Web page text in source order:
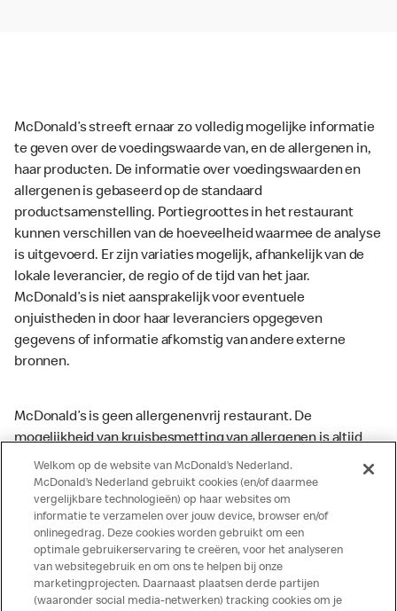
McDonald’s streeft ernaar zo volledig mogelijke informatie
te geven over de voedingswaarde van, en de allergenen in,
haar producten. De informatie over voedingswaarden en
allergenen is gebaseerd op de standaard
productsamenstelling. Portiegroottes in het restaurant
kunnen verschillen van de hoeveelheid waarmee de analyse
is uitgevoerd. Er zijn variaties mogelijk, afhankelijk van de
lokale leverancier, de regio of de tijd van het jaar.
McDonald’s is niet aansprakelijk voor eventuele
onjuistheden in door haar leveranciers opgegeven
gegevens of informatie afkomstig van andere externe
bronnen.
McDonald’s is geen allergenenvrij restaurant. De
mogelijkheid van kruisbesmetting van allergenen is altijd
aanwezig. McDonald’s kan zodoende niet garanderen dat
haar producten geen sporen van allergenen bevatten.
McDonald’s aanvaardt daarom geen aansprakelijkheid
indien een gast als gevolg van het binnenkrijgen van (een
spoor van) een allergeen lichamelijke klachten krijgt. Alle
producten kunnen sporen bevatten van dierlijke
ingrediënten. McDonald’s streeft er naar om de
Welkom op de website van McDonald’s Nederland.
McDonald’s Nederland gebruikt cookies (en/of daarmee
vergelijkbare technologieën) op haar websites om
informatie te verzamelen over jouw device, browser en/of
onlinegedrag. Deze cookies worden gebruikt om een
optimale gebruikerservaring te creëren, voor het analyseren
van websitegebruik en om ons te helpen bij onze
marketingprojecten. Daarnaast plaatsen derde partijen
(waaronder social media-netwerken) tracking cookies om je